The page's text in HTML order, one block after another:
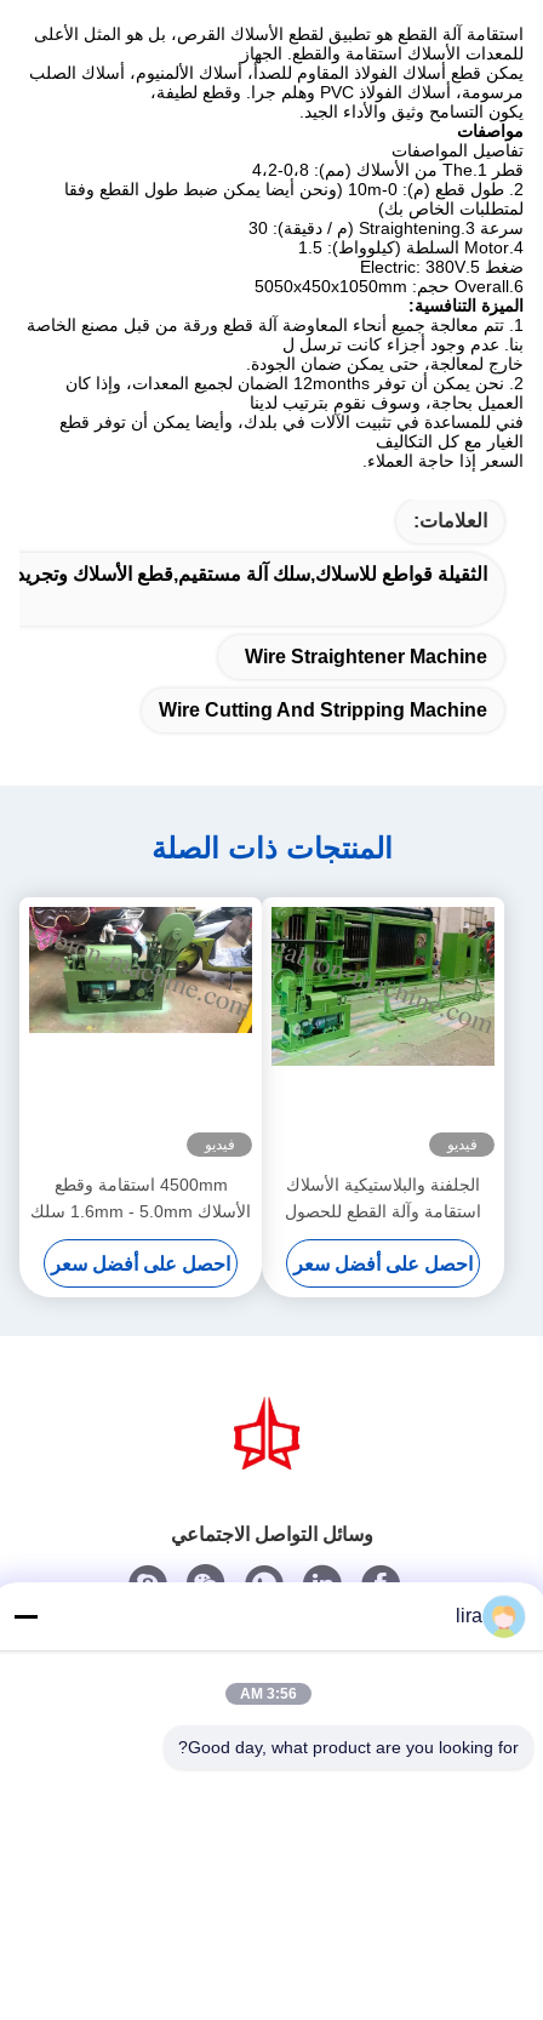
استقامة آلة القطع هو تطبيق لقطع الأسلاك القرص، بل هو المثل الأعلى
للمعدات الأسلاك استقامة والقطع.
الجهاز
يمكن قطع أسلاك الفولاذ المقاوم للصدأ، أسلاك الألمنيوم، أسلاك الصلب
مرسومة، أسلاك الفولاذ PVC وهلم جرا.
وقطع لطيفة،
يكون التسامح وثيق والأداء الجيد.
مواصفات
تفاصيل المواصفات
قطر 1.The من الأسلاك (مم): 0،8-4،2
2. طول قطع (م): 0-10m (ونحن أيضا يمكن ضبط طول القطع وفقا
لمتطلبات الخاص بك)
سرعة 3.Straightening (م / دقيقة): 30
4.Motor السلطة (كيلوواط): 1.5
ضغط 5.Electric: 380V
6.Overall حجم: 5050x450x1050mm
الميزة التنافسية:
1. تتم معالجة جميع أنحاء المعاوضة آلة قطع ورقة من قبل مصنع الخاصة
بنا.
عدم وجود أجزاء كانت ترسل ل
خارج لمعالجة، حتى يمكن ضمان الجودة.
2. نحن يمكن أن توفر 12months الضمان لجميع المعدات، وإذا كان
العميل بحاجة، وسوف نقوم بترتيب لدينا
فني للمساعدة في تثبيت الآلات في بلدك، وأيضا يمكن أن توفر قطع
الغيار مع كل التكاليف
السعر إذا حاجة العملاء.
العلامات:
الثقيلة قواطع للاسلاك,سلك آلة مستقيم,قطع الأسلاك وتجريد
Wire Straightener Machine
Wire Cutting And Stripping Machine
المنتجات ذات الصلة
فيديو
الجلفنة والبلاستيكية الأسلاك
استقامة وآلة القطع للحصول
على عرض 4000mm
احصل على أفضل سعر
فيديو
4500mm استقامة وقطع
الأسلاك 1.6mm - 5.0mm سلك
ضياء
احصل على أفضل سعر
وسائل التواصل الاجتماعي
lira
3:56 AM
Good day, what product are you looking for?